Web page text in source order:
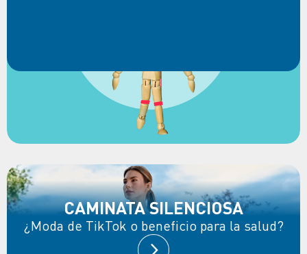
CAMINATA SILENCIOSA
¿Moda de TikTok o beneficio para la salud?